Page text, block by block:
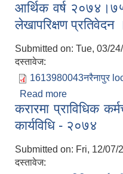
आर्थिक वर्ष
लेखापरिक्षण प्रतिवेदन
Submitted on: Tue, 03/
दस्तावेज:
1613980043नरैनापुर
Read more
लेखापरिक्षण
करारमा प्राविधिक
कार्यविधि - २०७४
Submitted on: Fri, 12/07/
दस्तावेज: